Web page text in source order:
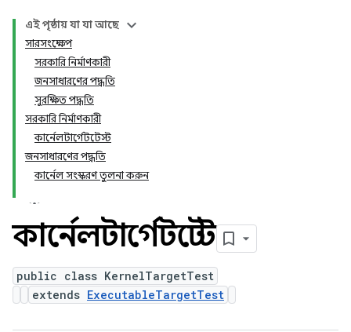
এই পৃষ্ঠায় যা যা আছে
সারসংক্ষেপ
সরকারি নির্মাণকারী
জনসাধারণের পদ্ধতি
সুরক্ষিত পদ্ধতি
সরকারি নির্মাণকারী
কার্নেলটার্গেটটেস্ট
জনসাধারণের পদ্ধতি
কার্নেল সংস্করণ তুলনা করুন
কার্নেলটার্গেটটেস্ট
public class KernelTargetTest
extends ExecutableTargetTest